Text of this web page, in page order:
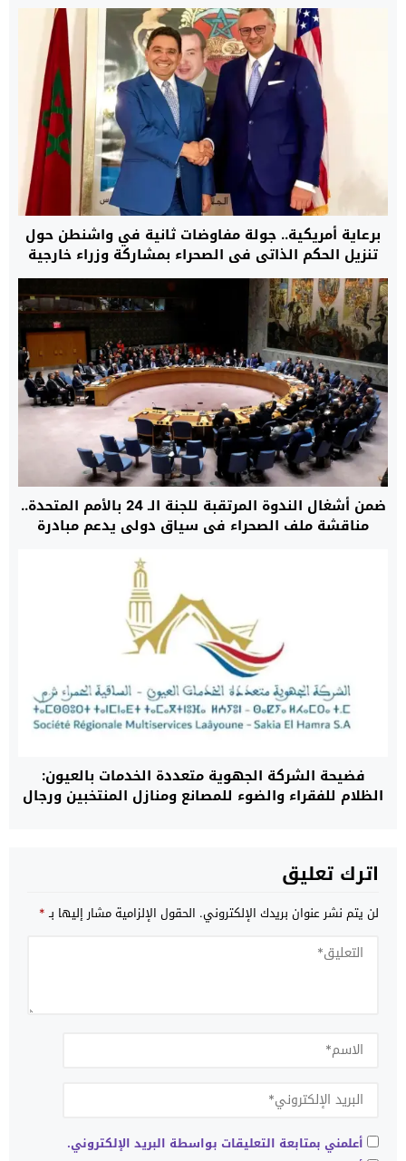
برعاية أمريكية.. جولة مفاوضات ثانية في واشنطن حول
تنزيل الحكم الذاتي في الصحراء بمشاركة وزراء خارجية
المغرب، الجزائر، موريتانيا وممثل جبهة البوليساريو
ضمن أشغال الندوة المرتقبة للجنة الـ 24 بالأمم المتحدة..
مناقشة ملف الصحراء في سياق دولي يدعم مبادرة
فضيحة الشركة الجهوية متعددة الخدمات بالعيون:
الظلام للفقراء والضوء للمصانع ومنازل المنتخبين ورجال
اترك تعليق
لن يتم نشر عنوان بريدك الإلكتروني. الحقول الإلزامية مشار إليها بـ*
أعلمني بمتابعة التعليقات بواسطة البريد الإلكتروني.